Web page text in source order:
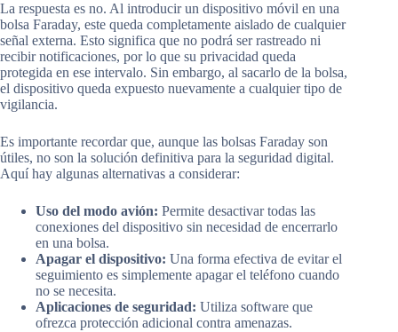
La respuesta es no. Al introducir un dispositivo móvil en una
bolsa Faraday, este queda completamente aislado de cualquier
señal externa. Esto significa que no podrá ser rastreado ni
recibir notificaciones, por lo que su privacidad queda
protegida en ese intervalo. Sin embargo, al sacarlo de la bolsa,
el dispositivo queda expuesto nuevamente a cualquier tipo de
vigilancia.
Es importante recordar que, aunque las bolsas Faraday son
útiles, no son la solución definitiva para la seguridad digital.
Aquí hay algunas alternativas a considerar:
Uso del modo avión: Permite desactivar todas las
conexiones del dispositivo sin necesidad de encerrarlo
en una bolsa.
Apagar el dispositivo: Una forma efectiva de evitar el
seguimiento es simplemente apagar el teléfono cuando
no se necesita.
Aplicaciones de seguridad: Utiliza software que
ofrezca protección adicional contra amenazas.